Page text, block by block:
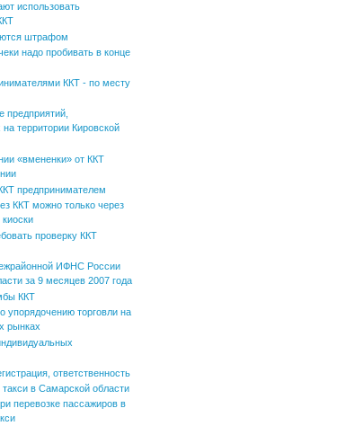
использовать
штрафом
надо пробивать в конце
ККТ - по месту
предприятий,
территории Кировской
«вмененки» от ККТ
предпринимателем
ККТ можно только через
проверку ККТ
ИФНС России
за 9 месяцев 2007 года
ККТ
упорядочению торговли на
рынках
ответственность
в Самарской области
перевозке пассажиров в